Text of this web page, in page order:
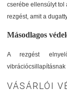
cserébe ellensúlyt tol
rezgést, amit a
Másodlagos
A rezgést
vibrációcsillapításnak
VÁSÁRLÓI